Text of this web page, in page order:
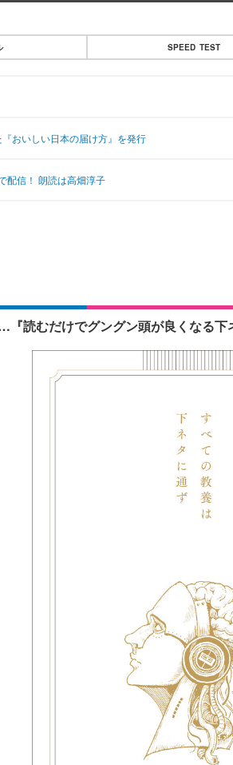
SPEED TEST
おいしい日本の届け方』を発行
配信！ 朗読は高畑淳子
読むだけでグングン頭が良くなる